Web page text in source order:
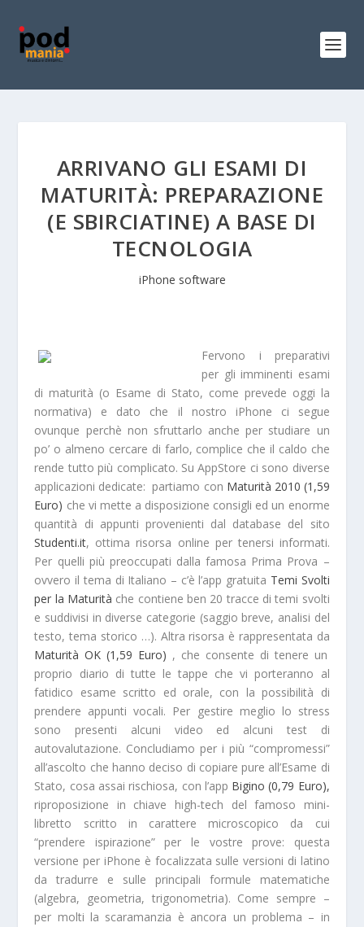
ARRIVANO GLI ESAMI DI
MATURITÀ: PREPARAZIONE
(E SBIRCIATINE) A BASE DI
TECNOLOGIA
iPhone software
Fervono i preparativi
per gli imminenti esami
di maturità (o Esame di Stato, come prevede oggi la
normativa) e dato che il nostro iPhone ci segue
ovunque perchè non sfruttarlo anche per studiare un
po’ o almeno cercare di farlo, complice che il caldo che
rende tutto più complicato. SuAppStore ci sono diverse
applicazioni dedicate: partiamo con Maturità 2010 (1,59
Euro) che vi mette a disposizione consigli ed un enorme
quantità di appunti provenienti dal database del sito
Studenti.it, ottima risorsa online per tenersi informati.
Per quelli più preoccupati dalla famosa Prima Prova –
ovvero il tema di Italiano – c’è l’app gratuita Temi Svolti
per la Maturità che contiene ben 20 tracce di temi svolti
e suddivisi in diverse categorie (saggio breve, analisi del
testo, tema storico …). Altra risorsa è rappresentata da
Maturità OK (1,59 Euro) , che consente di tenere un
proprio diario di tutte le tappe che vi porteranno al
fatidico esame scritto ed orale, con la possibilità di
prendere appunti vocali. Per gestire meglio lo stress
sono presenti alcuni video ed alcuni test di
autovalutazione. Concludiamo per i più “compromessi”
all’ascolto che hanno deciso di copiare pure all’Esame di
Stato, cosa assai rischiosa, con l’app Bigino (0,79 Euro),
riproposizione in chiave high-tech del famoso mini-
libretto scritto in carattere microscopico da cui
“prendere ispirazione” per le vostre prove: questa
versione per iPhone è focalizzata sulleversioni di latino
da tradurre e sulle principali formule matematiche
(algebra, geometria, trigonometria). Come sempre –
per molti la scaramanzia è ancora un problema – in